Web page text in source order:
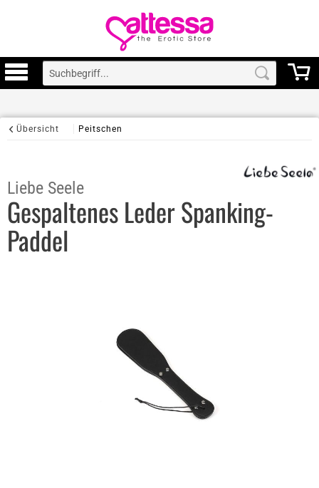
Übersicht Peitschen
Liebe Seele
Gespaltenes Leder Spanking-
Paddel